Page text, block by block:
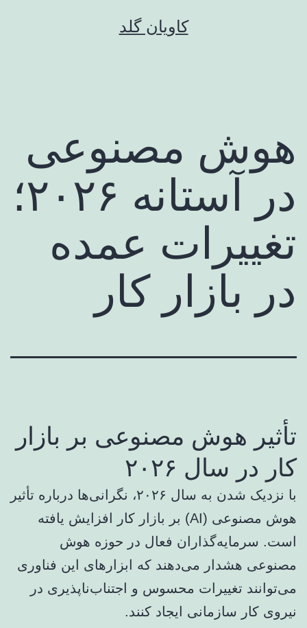
کاویان گلد
هوش مصنوعی
در آستانه ۲۰۲۶؛
تغییرات عمده
در بازار کار
تأثیر هوش مصنوعی بر بازار
کار در سال ۲۰۲۶
با نزدیک شدن به سال ۲۰۲۶، نگرانی‌ها درباره تأثیر
هوش مصنوعی (AI) بر بازار کار افزایش یافته
است. سرمایه‌گذاران فعال در حوزه هوش
مصنوعی هشدار می‌دهند که ابزارهای این فناوری
می‌توانند تغییرات محسوس و اجتناب‌ناپذیری در
نیروی کار سازمانی ایجاد کنند.